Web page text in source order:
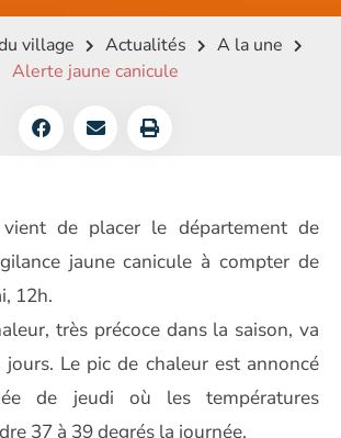
village Actualités
A la une
Alerte jaune canicule
vient de placer le département de
jaune canicule à compter de
12h.
très précoce dans la saison, va
Le pic de chaleur est annoncé
de jeudi où les températures
37 à 39 degrés la journée.